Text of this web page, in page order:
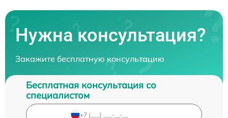
Нужна консультация?
Закажите бесплатную консультацию
Бесплатная консультация со
специалистом